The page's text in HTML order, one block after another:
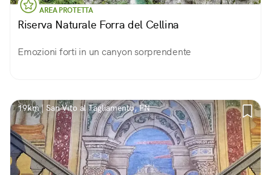
AREA PROTETTA
Riserva Naturale Forra del Cellina
Emozioni forti in un canyon sorprendente
19km | San Vito al Tagliamento, PN